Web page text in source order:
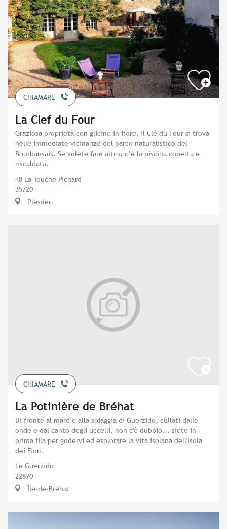
CHIAMARE
La Clef du Four
Graziosa proprietà con glicine in fiore, il Clé du Four si trova
nelle immediate vicinanze del parco naturalistico del
Bourbansais. Se volete fare altro, c’è la piscina coperta e
riscaldata.
48 La Touche Pichard
35720
Plesder
CHIAMARE
La Potinière de Bréhat
Di fronte al mare e alla spiaggia di Guerzido, cullati dalle
onde e dal canto degli uccelli, non c'è dubbio... siete in
prima fila per godervi ed esplorare la vita isolana dell'Isola
dei Fiori.
Le Guerzido
22870
Île-de-Bréhat